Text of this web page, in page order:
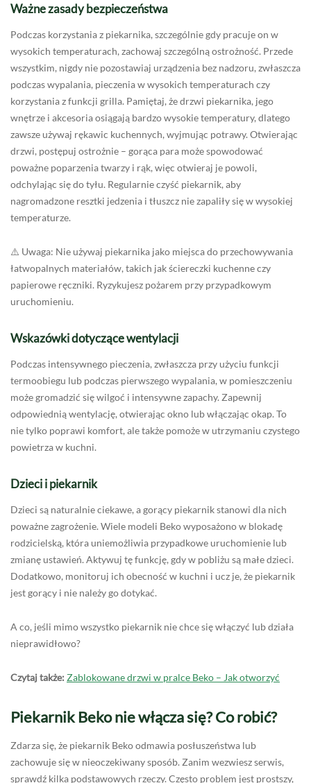
Ważne zasady bezpieczeństwa
Podczas korzystania z piekarnika, szczególnie gdy pracuje on w
wysokich temperaturach, zachowaj szczególną ostrożność. Przede
wszystkim, nigdy nie pozostawiaj urządzenia bez nadzoru, zwłaszcza
podczas wypalania, pieczenia w wysokich temperaturach czy
korzystania z funkcji grilla. Pamiętaj, że drzwi piekarnika, jego
wnętrze i akcesoria osiągają bardzo wysokie temperatury, dlatego
zawsze używaj rękawic kuchennych, wyjmując potrawy. Otwierając
drzwi, postępuj ostrożnie – gorąca para może spowodować
poważne poparzenia twarzy i rąk, więc otwieraj je powoli,
odchylając się do tyłu. Regularnie czyść piekarnik, aby
nagromadzone resztki jedzenia i tłuszcz nie zapaliły się w wysokiej
temperaturze.
⚠️ Uwaga: Nie używaj piekarnika jako miejsca do przechowywania
łatwopalnych materiałów, takich jak ściereczki kuchenne czy
papierowe ręczniki. Ryzykujesz pożarem przy przypadkowym
uruchomieniu.
Wskazówki dotyczące wentylacji
Podczas intensywnego pieczenia, zwłaszcza przy użyciu funkcji
termoobiegu lub podczas pierwszego wypalania, w pomieszczeniu
może gromadzić się wilgoć i intensywne zapachy. Zapewnij
odpowiednią wentylację, otwierając okno lub włączając okap. To
nie tylko poprawi komfort, ale także pomoże w utrzymaniu czystego
powietrza w kuchni.
Dzieci i piekarnik
Dzieci są naturalnie ciekawe, a gorący piekarnik stanowi dla nich
poważne zagrożenie. Wiele modeli Beko wyposażono w blokadę
rodzicielską, która uniemożliwia przypadkowe uruchomienie lub
zmianę ustawień. Aktywuj tę funkcję, gdy w pobliżu są małe dzieci.
Dodatkowo, monitoruj ich obecność w kuchni i ucz je, że piekarnik
jest gorący i nie należy go dotykać.
A co, jeśli mimo wszystko piekarnik nie chce się włączyć lub działa
nieprawidłowo?
Czytaj także: Zablokowane drzwi w pralce Beko – Jak otworzyć
Piekarnik Beko nie włącza się? Co robić?
Zdarza się, że piekarnik Beko odmawia posłuszeństwa lub
zachowuje się w nieoczekiwany sposób. Zanim wezwiesz serwis,
sprawdź kilka podstawowych rzeczy. Często problem jest prostszy,